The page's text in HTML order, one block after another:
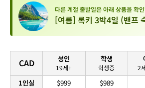
다른 계절 출발일은 아래 상품을 확
[여름] 록키 3박4일 (밴프
CAD
1인실
성인
19세+
$999
학생
학생증
$989
2